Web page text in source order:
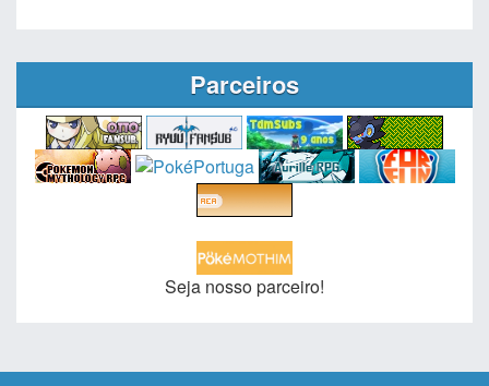
Parceiros
Seja nosso parceiro!